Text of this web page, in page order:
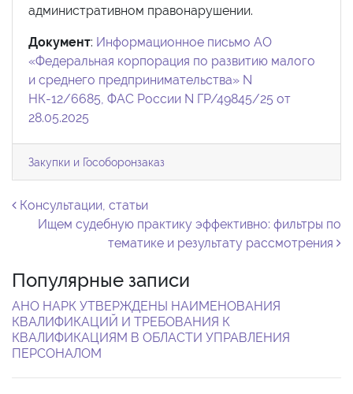
административном правонарушении.
Документ: Информационное письмо АО
«Федеральная корпорация по развитию малого
и среднего предпринимательства» N
НК-12/6685, ФАС России N ГР/49845/25 от
28.05.2025
Закупки и Гособоронзаказ
Навигация по записям
Консультации, статьи
Ищем судебную практику эффективно: фильтры по
тематике и результату рассмотрения
Популярные записи
АНО НАРК УТВЕРЖДЕНЫ НАИМЕНОВАНИЯ
КВАЛИФИКАЦИЙ И ТРЕБОВАНИЯ К
КВАЛИФИКАЦИЯМ В ОБЛАСТИ УПРАВЛЕНИЯ
ПЕРСОНАЛОМ